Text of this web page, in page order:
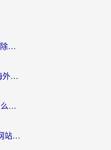
优酷手机app地域限制怎么解除？海外党亲测有效的追剧方案
全民K歌国外如何听原唱？海外党亲测有效的回国加速器选择指南
在海外如果使用交管12123怎么处理？留学生亲测有效的回国加速方案
海外看国内电视直播用什么网站比较好？一篇解决你所有追剧难题的实用指南